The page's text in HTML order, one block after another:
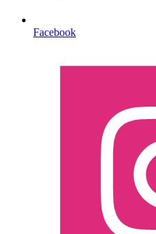
Facebook